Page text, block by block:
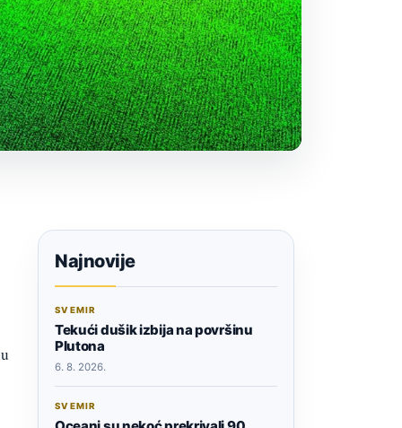
Najnovije
SVEMIR
Tekući dušik izbija na površinu
Plutona
6. 8. 2026.
SVEMIR